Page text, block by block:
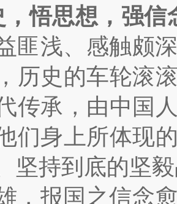
，悟思想，强信
匪浅、感触颇
历史的车轮滚
传承，由中国
们身上所体现
坚持到底的坚
，报国之信念